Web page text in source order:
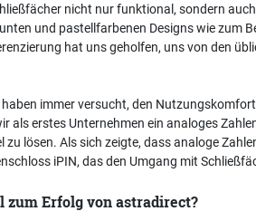
nicht nur funktional, sondern
und pastellfarbenen Designs wie zum
hat uns geholfen, uns von den
immer versucht, den
als erstes Unternehmen ein analoges
zu lösen. Als sich zeigte, dass analoge
iPIN, das den Umgang mit
zum Erfolg von astradirect?